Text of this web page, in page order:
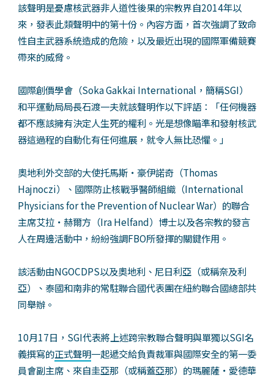
該聲明是憂慮核武器非人道性後果的宗教界自2014年以
來，發表此類聲明中的第十份。內容方面，首次強調了致命
性自主武器系統造成的危險，以及最近出現的國際軍備競賽
帶來的威脅。
國際創價學會（Soka Gakkai International，簡稱SGI）
和平運動局局長石渡一夫就該聲明作以下評語：「任何機器
都不應該擁有決定人生死的權利。光是想像瞄準和發射核武
器這過程的自動化有任何進展，就令人無比恐懼。」
奧地利外交部的大使托馬斯‧豪伊諾奇（Thomas
Hajnoczi）、國際防止核戰爭醫師組織（International
Physicians for the Prevention of Nuclear War）的聯合
主席艾拉‧赫爾方（Ira Helfand）博士以及各宗教的發言
人在周邊活動中，紛紛強調FBO所發揮的關鍵作用。
該活動由NGOCDPS以及奧地利、尼日利亞（或稱奈及利
亞）、泰國和南非的常駐聯合國代表團在紐約聯合國總部共
同舉辦。
10月17日，SGI代表將上述跨宗教聯合聲明與單獨以SGI名
義撰寫的正式聲明一起遞交給負責裁軍與國際安全的第一委
員會副主席、來自圭亞那（或稱蓋亞那）的瑪麗薩‧愛德華